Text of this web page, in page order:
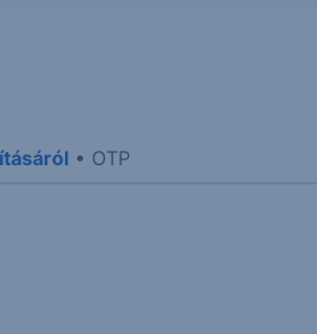
• OTP